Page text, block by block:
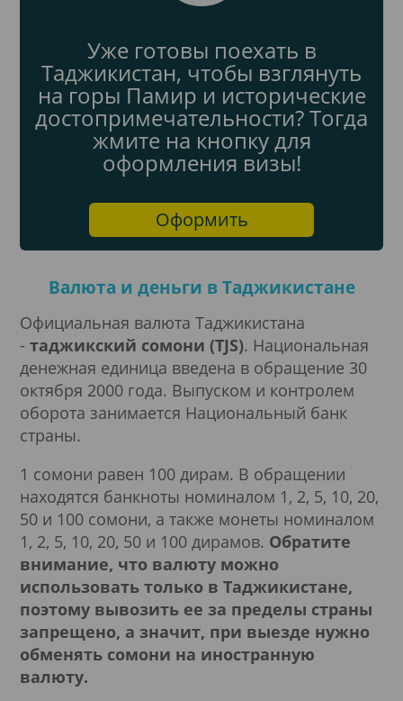
Уже готовы поехать в
Таджикистан, чтобы взглянуть
на горы Памир и исторические
достопримечательности? Тогда
жмите на кнопку для
оформления визы!
Оформить
Валюта и деньги в Таджикистане
Официальная валюта Таджикистана
- таджикский сомони (TJS). Национальная
денежная единица введена в обращение 30
октября 2000 года. Выпуском и контролем
оборота занимается Национальный банк
страны.
1 сомони равен 100 дирам. В обращении
находятся банкноты номиналом 1, 2, 5, 10, 20,
50 и 100 сомони, а также монеты номиналом
1, 2, 5, 10, 20, 50 и 100 дирамов. Обратите
внимание, что валюту можно
использовать только в Таджикистане,
поэтому вывозить ее за пределы страны
запрещено, а значит, при выезде нужно
обменять сомони на иностранную
валюту.